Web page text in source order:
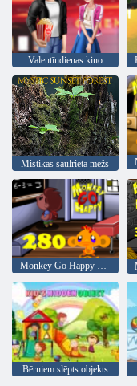
Valentīndienas kino
Mistikas saulrieta mežs
Monkey Go Happy posms 280
Bērniem slēpts objekts